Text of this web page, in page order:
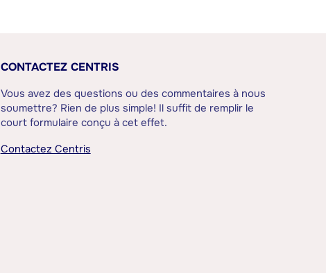
CONTACTEZ CENTRIS
Vous avez des questions ou des commentaires à nous
soumettre? Rien de plus simple! Il suffit de remplir le
court formulaire conçu à cet effet.
Contactez Centris